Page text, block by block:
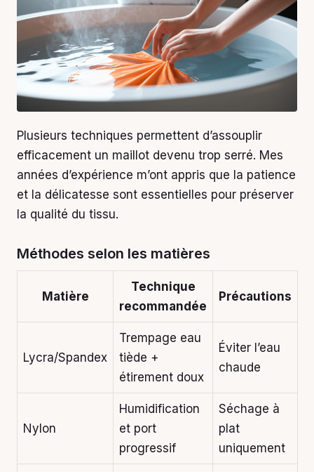
Plusieurs techniques permettent d’assouplir
efficacement un maillot devenu trop serré. Mes
années d’expérience m’ont appris que la patience
et la délicatesse sont essentielles pour préserver
la qualité du tissu.
Méthodes selon les matières
Matière
Technique
recommandée
Précautions
Lycra/Spandex
Trempage eau
tiède +
étirement doux
Éviter l’eau
chaude
Nylon
Humidification
et port
progressif
Séchage à
plat
uniquement